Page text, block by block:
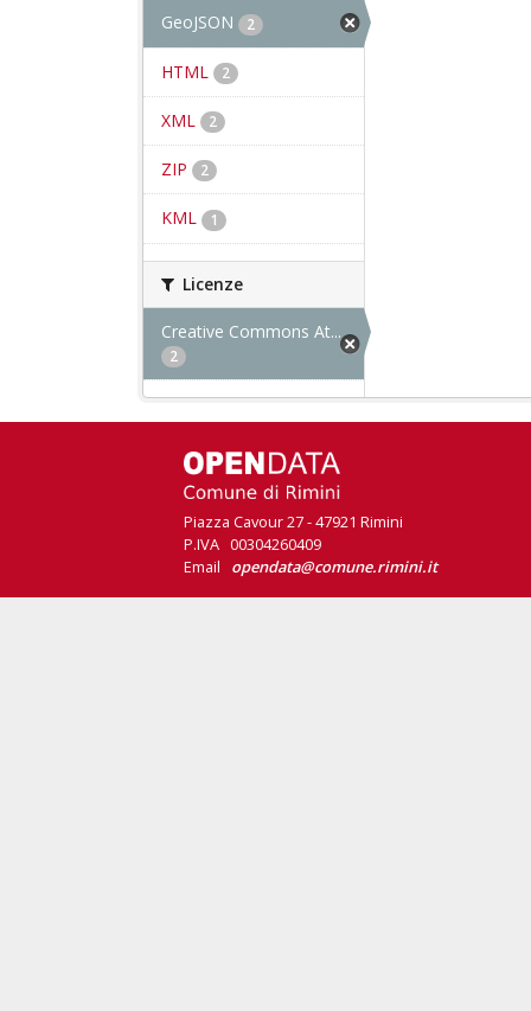
GeoJSON 2
HTML 2
XML 2
ZIP 2
KML 1
Licenze
Creative Commons At...
2
Piazza Cavour 27 - 47921 Rimini
P.IVA 00304260409
Email opendata@comune.rimini.it